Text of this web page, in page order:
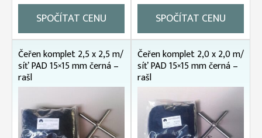
SPOČÍTAT CENU
SPOČÍTAT CENU
Čeřen komplet 2,5 x 2,5 m/
síť PAD 15×15 mm černá –
rašl
Čeřen komplet 2,0 x 2,0 m/
síť PAD 15×15 mm černá –
rašl